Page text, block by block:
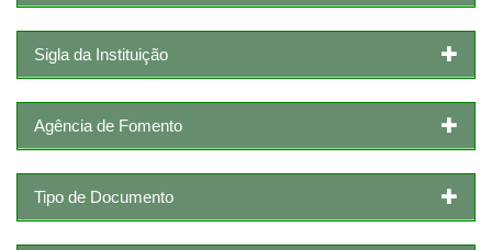
Sigla da Instituição
Agência de Fomento
Tipo de Documento